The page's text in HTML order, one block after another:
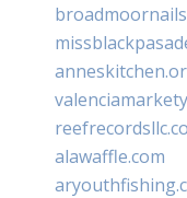
alawaffle.com